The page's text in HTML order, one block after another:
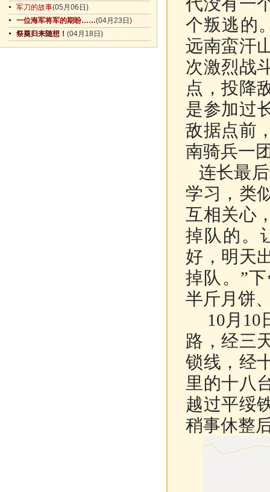
军刀的故事(05月06日)
一位海军将军的期盼……(04月23日)
祭奠归来随想！ (04月18日)
个叛逃的
远南蛮汗
次激烈战
点，投降
是参加过
敌据点前
南骑兵一
连长最
学习，类
互相关心
掉队的。
好，明天
掉队。”
半斤月饼
10月10
路，经三
锁线，经
里的十八
越过平绥
稍事休整